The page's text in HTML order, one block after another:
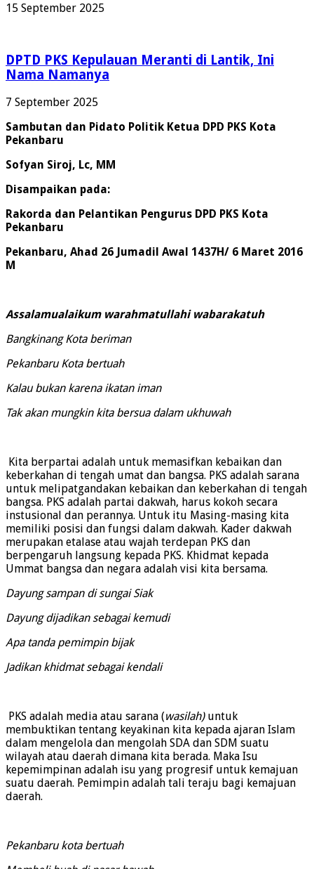
15 September 2025
DPTD PKS Kepulauan Meranti di Lantik, Ini
Nama Namanya
7 September 2025
Sambutan dan Pidato Politik Ketua DPD PKS Kota
Pekanbaru
Sofyan Siroj, Lc, MM
Disampaikan pada:
Rakorda dan Pelantikan Pengurus DPD PKS Kota
Pekanbaru
Pekanbaru, Ahad 26 Jumadil Awal 1437H/ 6 Maret 2016
M
Assalamualaikum warahmatullahi wabarakatuh
Bangkinang Kota beriman
Pekanbaru Kota bertuah
Kalau bukan karena ikatan iman
Tak akan mungkin kita bersua dalam ukhuwah
Kita berpartai adalah untuk memasifkan kebaikan dan
keberkahan di tengah umat dan bangsa. PKS adalah sarana
untuk melipatgandakan kebaikan dan keberkahan di tengah
bangsa. PKS adalah partai dakwah, harus kokoh secara
instusional dan perannya. Untuk itu Masing-masing kita
memiliki posisi dan fungsi dalam dakwah. Kader dakwah
merupakan etalase atau wajah terdepan PKS dan
berpengaruh langsung kepada PKS. Khidmat kepada
Ummat bangsa dan negara adalah visi kita bersama.
Dayung sampan di sungai Siak
Dayung dijadikan sebagai kemudi
Apa tanda pemimpin bijak
Jadikan khidmat sebagai kendali
PKS adalah media atau sarana (wasilah) untuk
membuktikan tentang keyakinan kita kepada ajaran Islam
dalam mengelola dan mengolah SDA dan SDM suatu
wilayah atau daerah dimana kita berada. Maka Isu
kepemimpinan adalah isu yang progresif untuk kemajuan
suatu daerah. Pemimpin adalah tali teraju bagi kemajuan
daerah.
Pekanbaru kota bertuah